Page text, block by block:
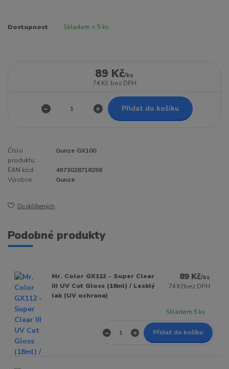
Dostupnost Skladem > 5 ks
89 Kč/ks
74 Kč bez DPH
Přidat do košíku
Číslo
produktu:
Gunze GX100
EAN kód:
4973028718256
Výrobce:
Gunze
Do oblíbených
Podobné produkty
Mr. Color GX112 - Super Clear
III UV Cut Gloss (18ml) / Lesklý
lak (UV ochrana)
89 Kč/ks
74 Kčbez DPH
Skladem 5 ks
Přidat do košíku